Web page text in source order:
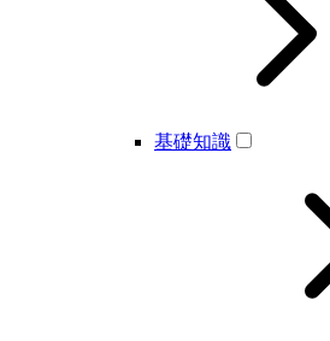
基礎知識